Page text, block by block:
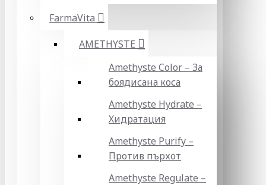
FarmaVita
AMETHYSTE
Amethyste Color – За
боядисана коса
Amethyste Hydrate –
Хидратация
Amethyste Purify –
Против пърхот
Amethyste Regulate –